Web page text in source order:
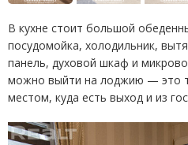
В кухне стоит большой
посудомойка, холодильник,
панель, духовой шкаф и
можно выйти на лоджию — это
местом, куда есть выход и из